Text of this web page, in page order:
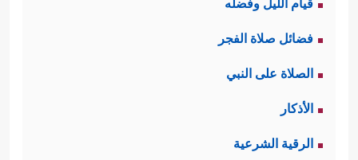
قيام الليل وفضله
فضائل صلاة الفجر
الصلاة على النبي
الأذكار
الرقية الشرعية